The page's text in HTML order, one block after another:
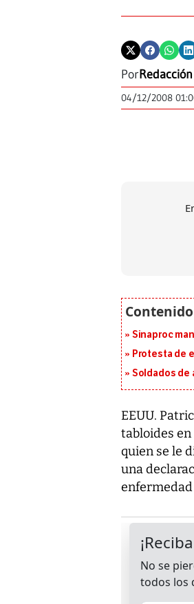
Por
04/12/2008
Sinaproc
Protesta de
Soldados de
EEUU.
tabloides en
quien se le
una